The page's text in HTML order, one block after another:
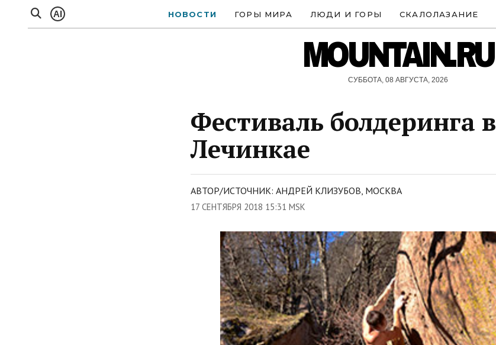
AI НОВОСТИ ГОРЫ МИРА ЛЮДИ И ГОРЫ СКАЛОЛАЗАНИЕ
MOUNTAIN.RU
СУББОТА, 08 АВГУСТА, 2026
Фестиваль болдеринга в
Лечинкае
АВТОР/ИСТОЧНИК: АНДРЕЙ КЛИЗУБОВ, МОСКВА
17 СЕНТЯБРЯ 2018 15:31 MSK